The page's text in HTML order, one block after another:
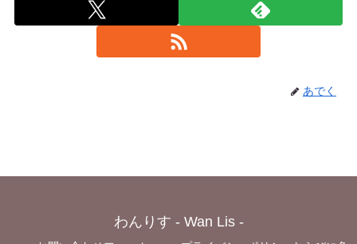
あでく
わんりす - Wan Lis -